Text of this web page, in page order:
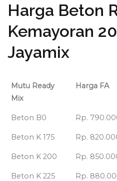
Harga Beton
Kemayoran
Jayamix
Mutu Ready
Mix
Harga FA
Beton B0 Rp.
Beton K 175 Rp.
Beton K 200 Rp.
Beton K 225 Rp.